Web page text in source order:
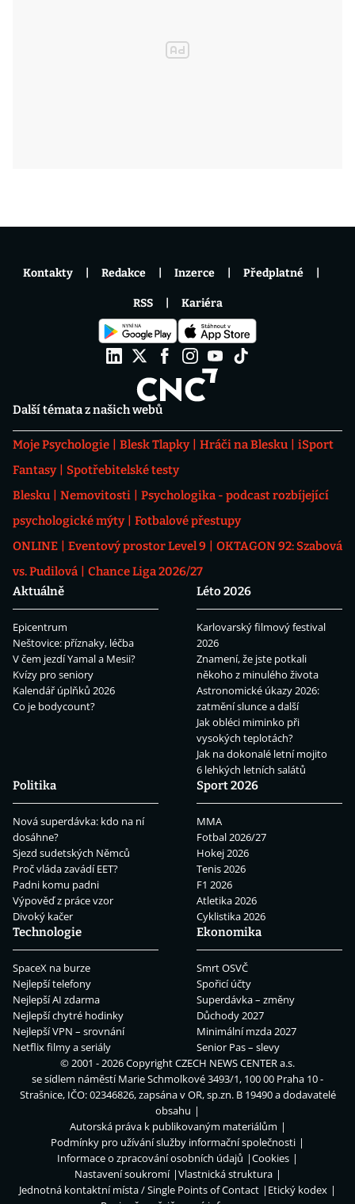
Další témata z našich webů
Moje Psychologie Blesk Tlapky Hráči na Blesku
iSport
Fantasy
Spotřebitelské testy
Blesku
Nemovitosti
Psychologika - podcast rozbíjející
psychologické mýty
Fotbalové přestupy
ONLINE
Eventový prostor Level 9
OKTAGON 92: Szabová
vs. Pudilová
Chance Liga 2026/27
Aktuálně
Epicentrum
Neštovice: příznaky, léčba
V čem jezdí Yamal a Mesii?
Kvízy pro seniory
Kalendář úplňků 2026
Co je bodycount?
Léto 2026
Karlovarský filmový festival
2026
Znamení, že jste potkali
někoho z minulého života
Astronomické úkazy 2026:
zatmění slunce a další
Jak obléci miminko při
vysokých teplotách?
Jak na dokonalé letní mojito
6 lehkých letních salátů
Politika
Nová superdávka: kdo na ní
dosáhne?
Sjezd sudetských Němců
Proč vláda zavádí EET?
Padni komu padni
Výpověď z práce vzor
Divoký kačer
Sport 2026
MMA
Fotbal 2026/27
Hokej 2026
Tenis 2026
F1 2026
Atletika 2026
Cyklistika 2026
Technologie
SpaceX na burze
Nejlepší telefony
Nejlepší AI zdarma
Nejlepší chytré hodinky
Nejlepší VPN – srovnání
Netflix filmy a seriály
Ekonomika
Smrt OSVČ
Spořicí účty
Superdávka – změny
Důchody 2027
Minimální mzda 2027
Senior Pas – slevy
Kontakty Redakce Inzerce Předplatné
RSS Kariéra
© 2001 - 2026 CopyrightCZECH NEWS CENTER a.s.
se sídlem náměstí Marie Schmolkové 3493/1, 100 00 Praha 10 -
Strašnice, IČO: 02346826, zapsána v OR, sp.zn. B 19490 a dodavatelé
obsahu
Autorská práva k publikovaným materiálům
Podmínky pro užívání služby informační společnosti
Informace o zpracování osobních údajů
Cookies
Nastavení soukromí
Vlastnická struktura
Jednotná kontaktní místa / Single Points of Contact
Etický kodex